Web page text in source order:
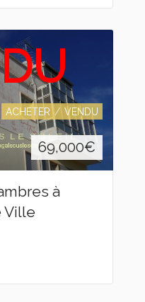
ACHETER VENDU
69,000€
à
Ville